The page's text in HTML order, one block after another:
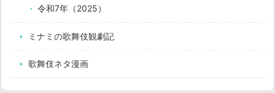
令和7年（2025）
ミナミの歌舞伎観劇記
歌舞伎ネタ漫画